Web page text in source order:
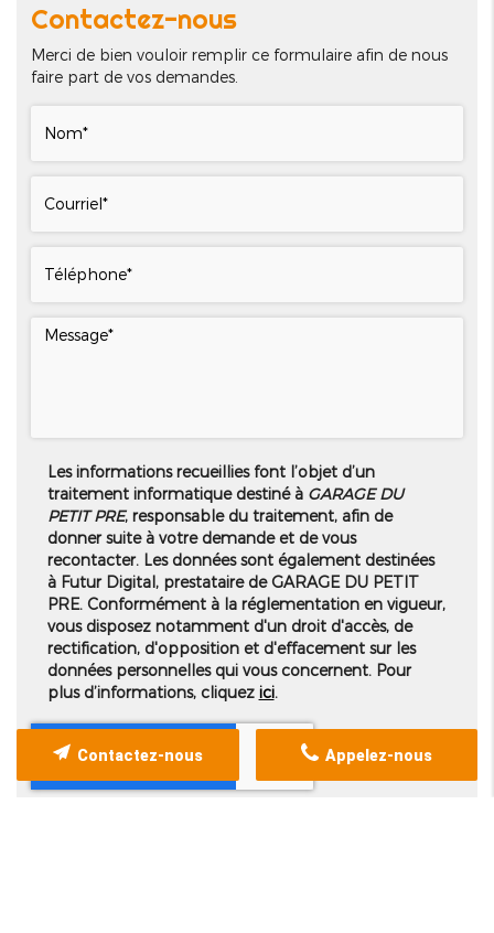
Contactez-nous
Merci de bien vouloir remplir ce formulaire afin de nous
faire part de vos demandes.
Les informations recueillies font l’objet d’un
traitement informatique destiné àGARAGE DU
PETIT PRE, responsable du traitement, afin de
donner suite à votre demande et de vous
recontacter. Les données sont également destinées
à Futur Digital, prestataire de GARAGE DU PETIT
PRE. Conformément à la réglementation en vigueur,
vous disposez notamment d'un droit d'accès, de
rectification, d'opposition et d'effacement sur les
données personnelles qui vous concernent. Pour
plus d’informations, cliquez ici.
Appelez-nous
Contactez-nous